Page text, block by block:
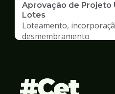
Aprovação de Projeto
Lotes
Loteamento,
desmembramento